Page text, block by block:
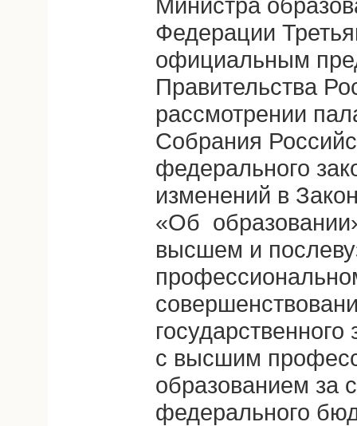
Федерации
официальным
Правительства
рассмотрении
Собрания
федерального
изменений в
«Об
высшем и
с высшим
образованием за
федерального